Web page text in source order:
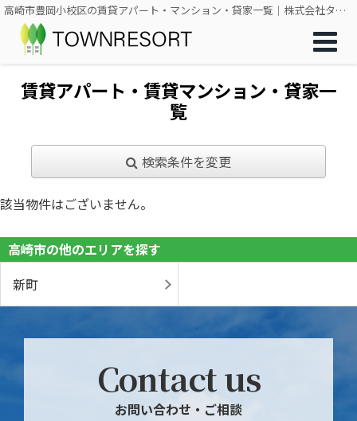
高崎市豊岡小校区の賃貸アパート・マンション・貸家一覧｜株式会社タウンリゾート
賃貸アパート・賃貸マンション・貸家一
覧
検索条件を変更
該当物件はございません。
高崎市の他のエリアを探す
新町
Contact us
お問い合わせ・ご相談